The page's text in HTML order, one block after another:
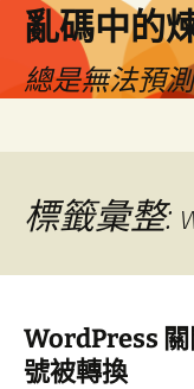
亂碼中的
總是無法預
標籤彙整:
WordPress
號被轉換